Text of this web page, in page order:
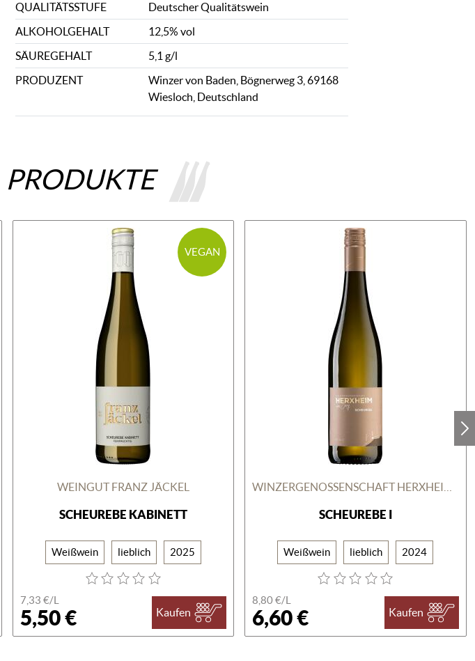
QUALITÄTSSTUFE
Deutscher Qualitätswein
ALKOHOLGEHALT
12,5% vol
SÄUREGEHALT
5,1 g/l
PRODUZENT
Winzer von Baden, Bögnerweg 3, 69168
Wiesloch, Deutschland
PRODUKTE
VEGAN
WEINGUT FRANZ JÄCKEL
SCHEUREBE KABINETT
Weißwein lieblich 2025
7,33 €/L
5,50 € Kaufen
SCHEUREBE I
Weißwein lieblich 2024
8,80 €/L
6,60 € Kaufen